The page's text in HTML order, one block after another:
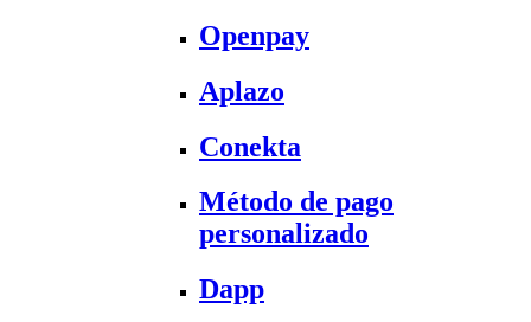
Openpay
Aplazo
Conekta
Método de pago
personalizado
Dapp